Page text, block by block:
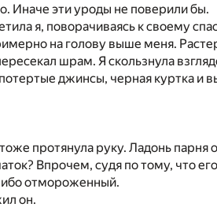
Иначе эти уроды не поверили бы.
я, поворачиваясь к своему
на голову выше меня.
шрам. Я скользнула
джинсы, черная куртка и
протянула руку. Ладонь
Впрочем, судя по тому, что
отмороженный.
он.